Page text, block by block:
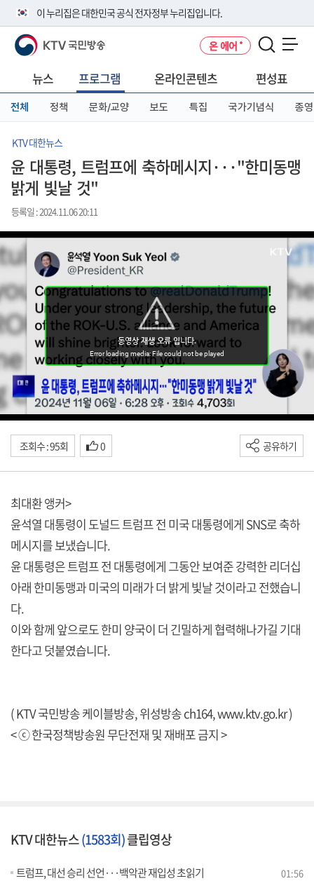
이 누리집은 대한민국 공식 전자정부 누리집입니다.
공식 누리집 주소 확인하기
니다.
이밖에 or.kr 또는 .kr등 다른 도메인 주소를 사용하고 있다면 아래 URL에
서 도메인 주소를 확인해 보세요
KTV 국민방송 온 에어
뉴스 프로그램 온라인콘텐츠 편성표
전체 정책 문화/교양 보도 특집 국가기념식 종영
KTV 대한뉴스
윤 대통령, 트럼프에 축하메시지···"한미동맹
밝게 빛날 것"
등록일 : 2024.11.06 20:11
조회수 : 95회 0 공유하기
최대환 앵커>
윤석열 대통령이 도널드 트럼프 전 미국 대통령에게 SNS로 축하
메시지를 보냈습니다.
윤 대통령은 트럼프 전 대통령에게 그동안 보여준 강력한 리더십
아래 한미동맹과 미국의 미래가 더 밝게 빛날 것이라고 전했습니
다.
이와 함께 앞으로도 한미 양국이 더 긴밀하게 협력해나가길 기대
한다고 덧붙였습니다.
( KTV 국민방송 케이블방송, 위성방송 ch164,www.ktv.go.kr)
< ⓒ 한국정책방송원 무단전재 및 재배포 금지 >
KTV 대한뉴스(1583회)클립영상
트럼프, 대선 승리 선언···백악관 재입성 초읽기 01:56